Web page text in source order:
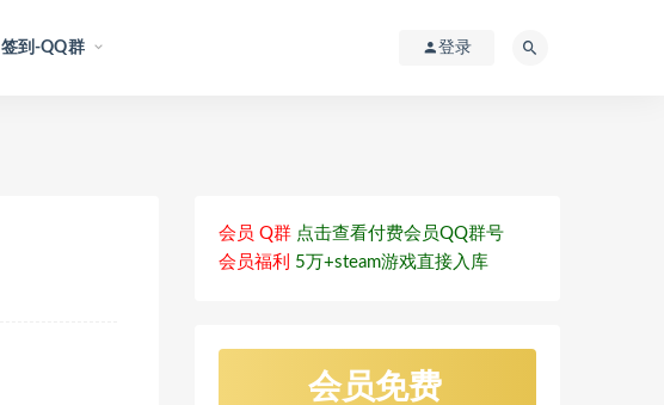
签到-QQ群 登录
会员 Q群 点击查看付费会员QQ群号
会员福利 5万+steam游戏直接入库
会员免费